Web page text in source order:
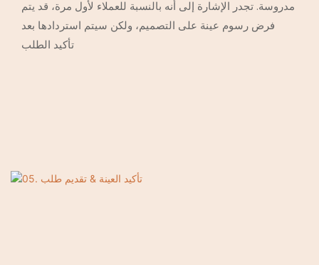
مدروسة. تجدر الإشارة إلى أنه بالنسبة للعملاء لأول مرة، قد يتم
فرض رسوم عينة على التصميم، ولكن سيتم استردادها بعد
تأكيد الطلب